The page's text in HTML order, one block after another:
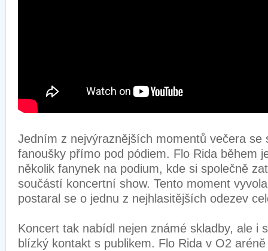
Jedním z nejvýraznějších momentů večera se
fanoušky přímo pod pódiem. Flo Rida během
několik fanynek na podium, kde si společně
součástí koncertní show. Tento moment
postaral se o jednu z nejhlasitějších odezev
Koncert tak nabídl nejen známé skladby, ale i
blízký kontakt s publikem. Flo Rida v O2